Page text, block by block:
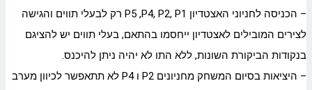
– הכניסה לחניוני האצטדיון P5 ,P4, P2, P1 רק לבעלי תווים והגישה
לצירים המובילים לאצטדיון ייחסמו בהתאם, בעלי תווים יש להציגם
בנקודות הביקורת השונות, ללא התו לא יהיה ניתן להיכנס.
– היציאות בסיום המשחק מחניונים P2 ו P4 לא תתאפשר לכיוון מערב